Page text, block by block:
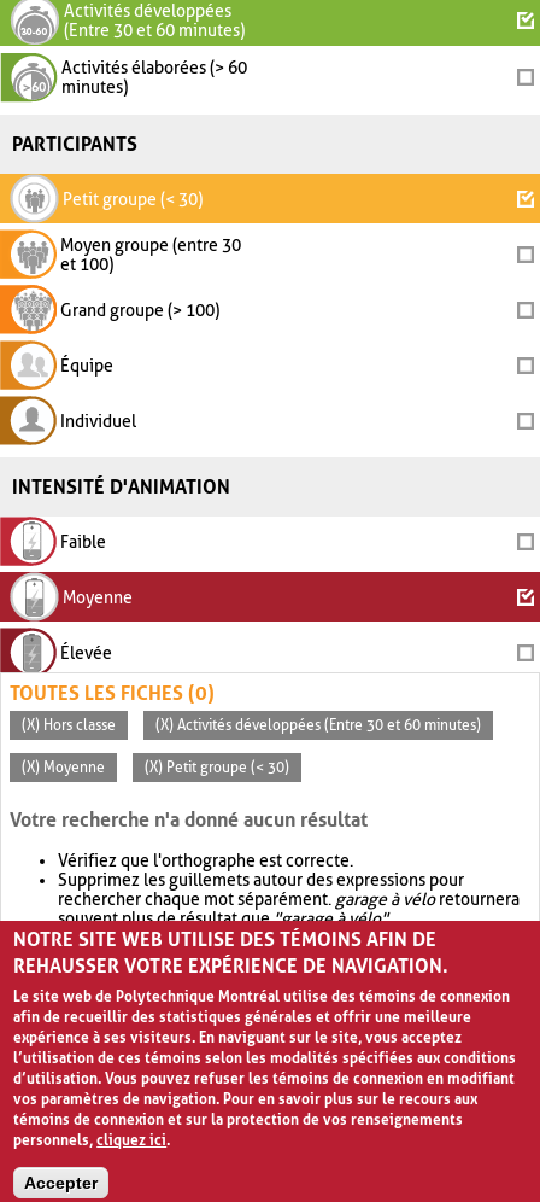
Activités développées
(Entre 30 et 60 minutes)
Activités élaborées (> 60
minutes)
PARTICIPANTS
Petit groupe (< 30)
Moyen groupe (entre 30
et 100)
Grand groupe (> 100)
Équipe
Individuel
INTENSITÉ D'ANIMATION
Faible
Moyenne
Élevée
TOUTES LES FICHES (0)
(X) Hors classe (X) Activités développées (Entre 30 et 60 minutes)
(X) Moyenne (X) Petit groupe (< 30)
Votre recherche n'a donné aucun résultat
Vérifiez que l'orthographe est correcte.
Supprimez les guillemets autour des expressions pour
rechercher chaque mot séparément. garage à véloretournera
souvent plus de résultat que"garage à vélo".
Envisagez d'élargir votre recherche avec OR.garage OR vélo
retournera souvent plus de résultat quegarage à vélo
NOTRE SITE WEB UTILISE DES TÉMOINS AFIN DE
REHAUSSER VOTRE EXPÉRIENCE DE NAVIGATION.
Le site web de Polytechnique Montréal utilise des témoins de connexion
afin de recueillir des statistiques générales et offrir une meilleure
expérience à ses visiteurs. En naviguant sur le site, vous acceptez
l’utilisation de ces témoins selon les modalités spécifiées aux conditions
d’utilisation. Vous pouvez refuser les témoins de connexion en modifiant
vos paramètres de navigation. Pour en savoir plus sur le recours aux
témoins de connexion et sur la protection de vos renseignements
personnels,cliquez ici.
Accepter